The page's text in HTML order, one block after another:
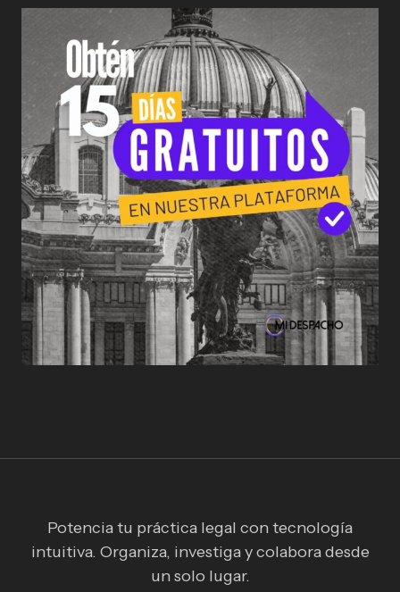
Potencia tu práctica legal con tecnología
intuitiva. Organiza, investiga y colabora desde
un solo lugar.